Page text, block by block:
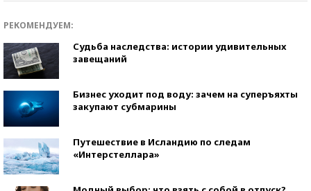
РЕКОМЕНДУЕМ:
Судьба наследства: истории удивительных
завещаний
Бизнес уходит под воду: зачем на суперъяхты
закупают субмарины
Путешествие в Исландию по следам
«Интерстеллара»